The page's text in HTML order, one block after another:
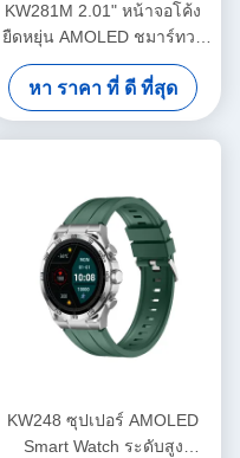
KW281M 2.01" หน้าจอโค้ง
ยืดหยุ่น AMOLED ชมาร์ทวอ
ชกับ Dafit APP และ Metal
Bezel
หา ราคา ที่ ดี ที่สุด
KW248 ซุปเปอร์ AMOLED
Smart Watch ระดับสูง